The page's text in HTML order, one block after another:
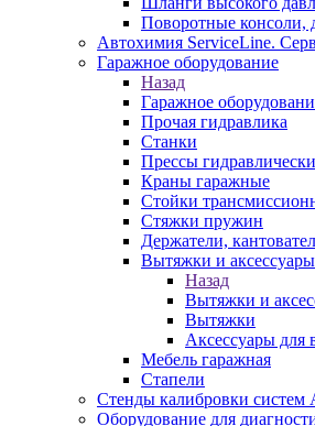
Поворотные консоли,
Автохимия ServiceLine.
Гаражное оборудование
Назад
Гаражное
Прочая гидравлика
Станки
Прессы
Краны гаражные
Стойки
Стяжки пружин
Держатели,
Вытяжки и аксессуары
Назад
Вытяжки и
Вытяжки
Аксессуары для
Мебель гаражная
Стапели
Стенды калибровки систем
Оборудование для